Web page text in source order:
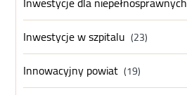
Inwestycje w szpitalu (23)
Innowacyjny powiat (19)